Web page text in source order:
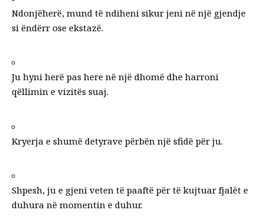
Ndonjëherë, mund të ndiheni sikur jeni në një gjendje
si ëndërr ose ekstazë.
Ju hyni herë pas here në një dhomë dhe harroni
qëllimin e vizitës suaj.
Kryerja e shumë detyrave përbën një sfidë për ju.
Shpesh, ju e gjeni veten të paaftë për të kujtuar fjalët e
duhura në momentin e duhur.